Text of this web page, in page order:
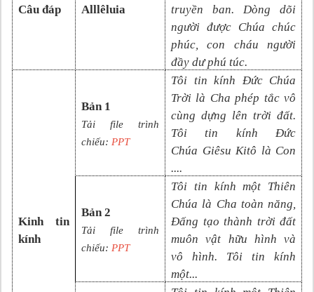
Câu đáp Alllêluia
truyền ban. Dòng dõi
người được Chúa chúc
phúc, con cháu người
đầy dư phú túc.
Kinh tin
kính
Bản 1
Tải file trình
chiếu: PPT
Tôi tin kính Đức Chúa
Trời là Cha phép tắc vô
cùng dựng lên trời đất.
Tôi tin kính Đức
Chúa Giêsu Kitô là Con
....
Bản 2
Tải file trình
chiếu: PPT
Tôi tin kính một Thiên
Chúa là Cha toàn năng,
Đấng tạo thành trời đất
muôn vật hữu hình và
vô hình. Tôi tin kính
một...